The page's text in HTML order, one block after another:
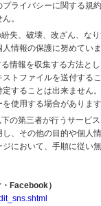
ライバシーに関する規
。
失、破壊、改ざん、な
情報の保護に努めていま
情報を収集する方法と
トファイルを送付す
することは出来ませ
使用する場合があります
の第三者が行うサービ
、その他の目的や個人
において、手順に従い
Facebook）